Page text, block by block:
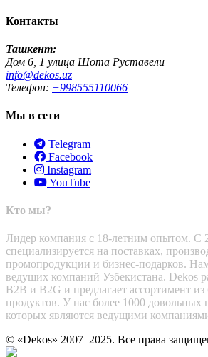
Контакты
Ташкент:
Дом 6, 1 улица Шота Руставели
info@dekos.uz
Телефон: +998555110066
Мы в сети
Telegram
Facebook
Instagram
YouTube
Кто мы?
Лидер компания с 18-летним опытом. С
специализируется на поставках,
промопродукции и бизнес-подарков.
ведущих компаний Узбекистана. Dekos
B2B и B2G и предлагает ассортимент из
продуктов. У нас более 1000 довольных
которых являются ведущими
© «Dekos» 2007–2025. Все права